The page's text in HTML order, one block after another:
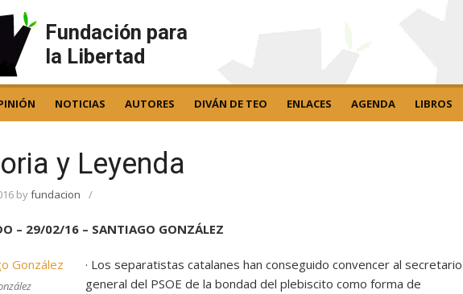
Fundación para
la Libertad
NOTICIAS AUTORES DIVÁN DE TEO ENLACES AGENDA LIBROS
y Leyenda
byfundacion /
– 29/02/16 – SANTIAGO GONZÁLEZ
· Los separatistas catalanes han conseguido convencer al secretario
general del PSOE de la bondad del plebiscito como forma de